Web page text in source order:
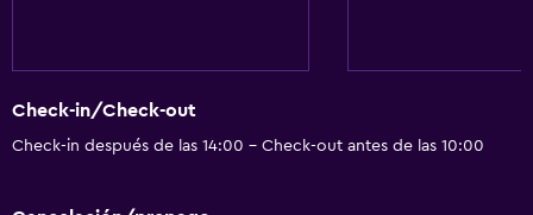
Check-in/Check-out
Check-in después de las 14:00 - Check-out antes de las 10:00